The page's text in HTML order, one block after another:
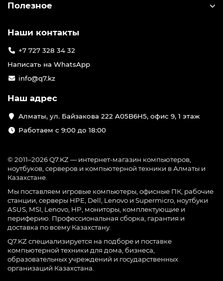
Полезное
Наши контакты
+7 727 328 34 32
Написать на WhatsApp
info@q7.kz
Наш адрес
Алматы, ул. Байзакова 222 A05B6H5, офис 9, 1 этаж
Работаем с 9:00 до 18:00
© 2011–2026 Q7.KZ — интернет-магазин компьютеров,
ноутбуков, серверов и компьютерной техники в Алматы и
Казахстане.
Мы поставляем игровые компьютеры, офисные ПК, рабочие
станции, серверы HPE, Dell, Lenovo и Supermicro, ноутбуки
ASUS, MSI, Lenovo, HP, мониторы, комплектующие и
периферию. Профессиональная сборка, гарантия и
доставка по всему Казахстану.
Q7.KZ специализируется на подборе и поставке
компьютерной техники для дома, бизнеса,
образовательных учреждений и государственных
организаций Казахстана.